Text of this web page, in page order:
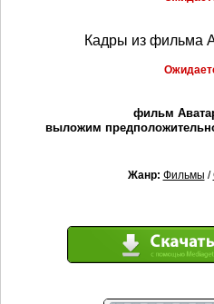
Кадры из фильма
фильм
выложим
Жанр: Фильмы /